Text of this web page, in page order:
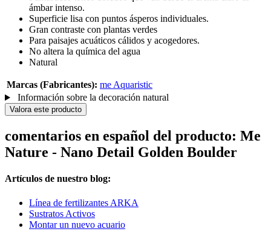
ámbar intenso.
Superficie lisa con puntos ásperos individuales.
Gran contraste con plantas verdes
Para paisajes acuáticos cálidos y acogedores.
No altera la química del agua
Natural
Marcas (Fabricantes): me Aquaristic
Información sobre la decoración natural
Valora este producto
comentarios en español del producto: Me
Nature - Nano Detail Golden Boulder
Artículos de nuestro blog:
Línea de fertilizantes ARKA
Sustratos Activos
Montar un nuevo acuario